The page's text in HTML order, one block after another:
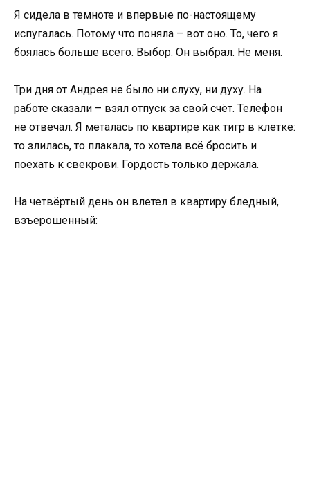
Я сидела в темноте и впервые по-настоящему
испугалась. Потому что поняла – вот оно. То, чего я
боялась больше всего. Выбор. Он выбрал. Не меня.
Три дня от Андрея не было ни слуху, ни духу. На
работе сказали – взял отпуск за свой счёт. Телефон
не отвечал. Я металась по квартире как тигр в клетке:
то злилась, то плакала, то хотела всё бросить и
поехать к свекрови. Гордость только держала.
На четвёртый день он влетел в квартиру бледный,
взъерошенный: